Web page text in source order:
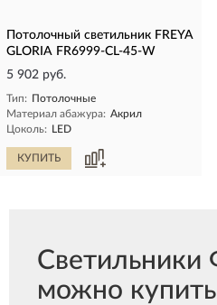
Потолочный светильник FREYA
GLORIA FR6999-CL-45-W
5 902 руб.
Тип: Потолочные
Материал абажура: Акрил
Цоколь: LED
КУПИТЬ
Светильники
можно